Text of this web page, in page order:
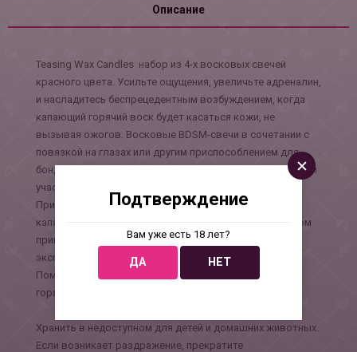
Описание
Teasing Wax Candles набор из 4-х восковых свечей
красного цвета. Усильте ощущения, увеличьте адреналин,
и насладитесь беспрецедентным возбуждением, когда
капающий горячий воск будет касаться кожи, не
вызывая ожогов. Восковые BDSM-свечи в сочетании с
повязкой на глазах или другим приспособлением для
бондажа гарантируют увлекательное приключение всем
участникам.
При первом использовании рекомендуется начать
капать с некоторого расстояния. Когда вы с партнером
привыкнете к этому ощущению, можно
экспериментировать, поднося свечи ближе.
Помните, что чем меньше расстояние до кожи, тем
горячее воск.
Хранить в недоступном для детей и домашних животных.
Если возникает раздражение, прекратите
Подтверждение
Вам уже есть 18 лет?
ДА НЕТ